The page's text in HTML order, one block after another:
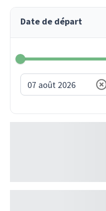
Date de départ